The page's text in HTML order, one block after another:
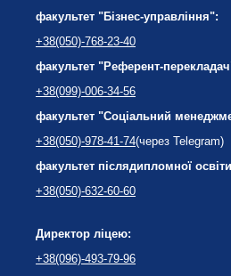
факультет "Бізнес-управління":
+38(050)-768-23-40
факультет "Референт-
+38(099)-006-34-56
факультет "Соціальний
+38(050)-978-41-74(через Telegram)
факультет післядипломної
+38(050)-632-60-60
Директор ліцею:
+38(096)-493-79-96